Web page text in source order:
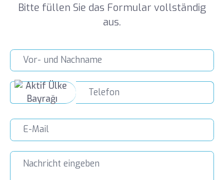
Bitte füllen Sie das Formular vollständig
aus.